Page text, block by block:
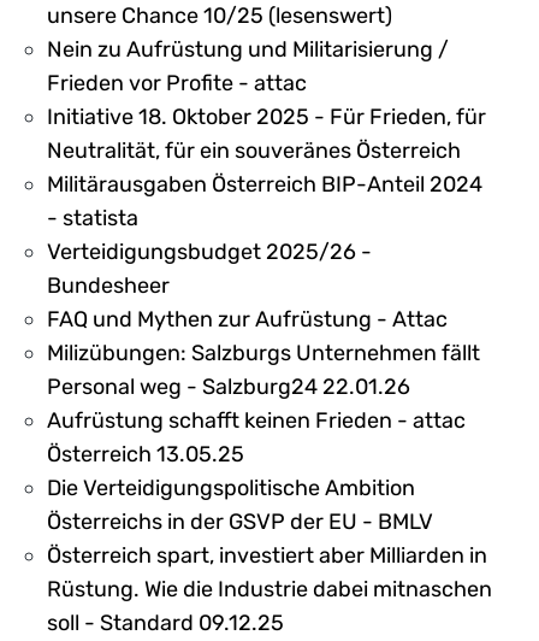
unsere Chance 10/25 (lesenswert)
Nein zu Aufrüstung und Militarisierung /
Frieden vor Profite - attac
Initiative 18. Oktober 2025 - Für Frieden, für
Neutralität, für ein souveränes Österreich
Militärausgaben Österreich BIP-Anteil 2024
- statista
Verteidigungsbudget 2025/26 -
Bundesheer
FAQ und Mythen zur Aufrüstung - Attac
Milizübungen: Salzburgs Unternehmen fällt
Personal weg - Salzburg24 22.01.26
Aufrüstung schafft keinen Frieden - attac
Österreich 13.05.25
Die Verteidigungspolitische Ambition
Österreichs in der GSVP der EU - BMLV
Österreich spart, investiert aber Milliarden in
Rüstung. Wie die Industrie dabei mitnaschen
soll - Standard 09.12.25